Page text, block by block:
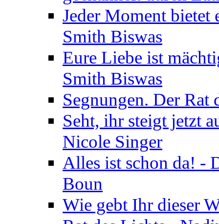
Jeder Moment bietet
Smith Biswas
Eure Liebe ist
Smith Biswas
Segnungen. Der
Seht, ihr steigt jetzt
Nicole Singer
Alles ist schon da! -
Boun
Wie gebt Ihr dieser